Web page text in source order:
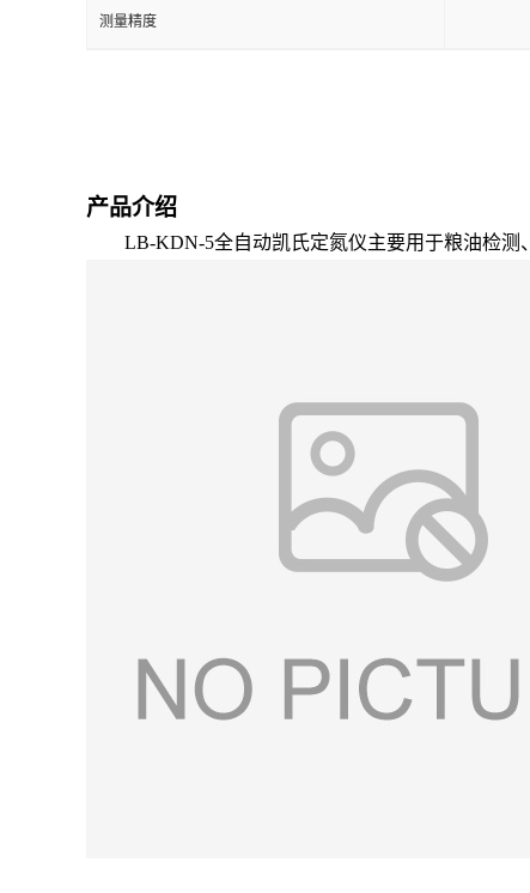
测量精度
产品介绍
LB-KDN-5全自动凯氏定氮仪主要用于粮油检测